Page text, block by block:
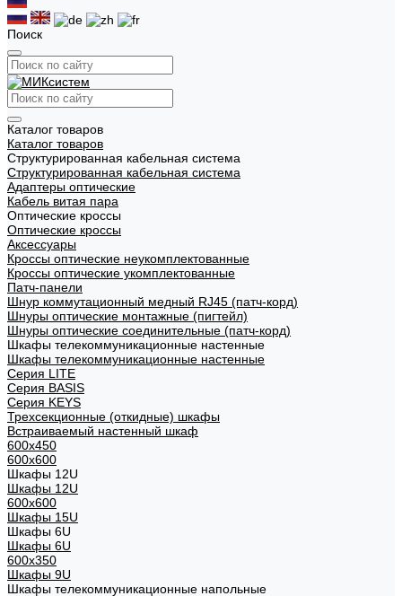
Поиск
Каталог товаров
Каталог товаров
Структурированная кабельная система
Структурированная кабельная система
Адаптеры оптические
Кабель витая пара
Оптические кроссы
Оптические кроссы
Аксессуары
Кроссы оптические неукомплектованные
Кроссы оптические укомплектованные
Патч-панели
Шнур коммутационный медный RJ45 (патч-корд)
Шнуры оптические монтажные (пигтейл)
Шнуры оптические соединительные (патч-корд)
Шкафы телекоммуникационные настенные
Шкафы телекоммуникационные настенные
Cерия LITE
Cерия BASIS
Cерия KEYS
Трехсекционные (откидные) шкафы
Встраиваемый настенный шкаф
600x450
600x600
Шкафы 12U
Шкафы 12U
600x600
Шкафы 15U
Шкафы 6U
Шкафы 6U
600x350
Шкафы 9U
Шкафы телекоммуникационные напольные